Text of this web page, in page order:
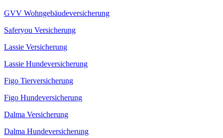
GVV Wohngebäudeversicherung
Saferyou Versicherung
Lassie Versicherung
Lassie Hundeversicherung
Figo Tierversicherung
Figo Hundeversicherung
Dalma Versicherung
Dalma Hundeversicherung